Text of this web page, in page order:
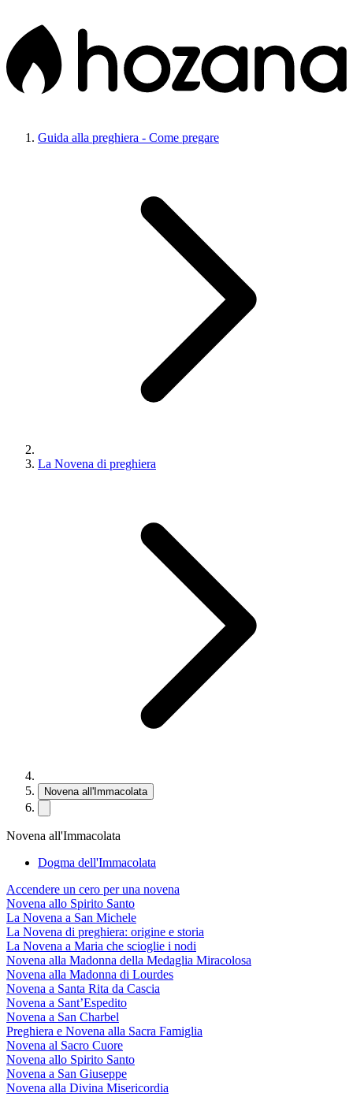
Guida alla preghiera - Come pregare
La Novena di preghiera
Novena all'Immacolata
Novena all'Immacolata
Dogma dell'Immacolata
Accendere un cero per una novena
Novena allo Spirito Santo
La Novena a San Michele
La Novena di preghiera: origine e storia
La Novena a Maria che scioglie i nodi
Novena alla Madonna della Medaglia Miracolosa
Novena alla Madonna di Lourdes
Novena a Santa Rita da Cascia
Novena a Sant’Espedito
Novena a San Charbel
Preghiera e Novena alla Sacra Famiglia
Novena al Sacro Cuore
Novena allo Spirito Santo
Novena a San Giuseppe
Novena alla Divina Misericordia